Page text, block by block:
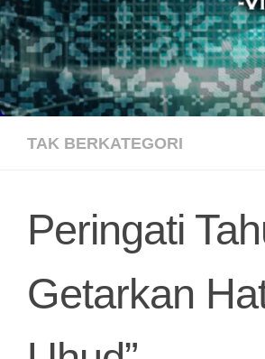
TAK BERKATEGORI
Peringati
Getarkan